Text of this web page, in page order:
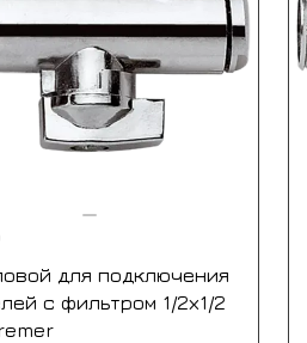
для подключения
с фильтром 1/2х1/2